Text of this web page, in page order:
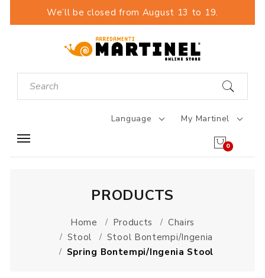
We’ll be closed from August 13 to 19.
Language My Martinel
0
PRODUCTS
Home Products
Chairs
Stool
Stool Bontempi/Ingenia
Spring Bontempi/Ingenia Stool